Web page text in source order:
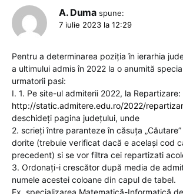
A. Duma spune:
7 iulie 2023 la 12:29
Pentru a determinarea poziția în ierarhia
a ultimului admis în 2022 la o anumită
urmatorii pasi:
I. 1. Pe site-ul admiterii 2022, la Repartizare:
http://static.admitere.edu.ro/2022/
deschideți pagina județului, unde
2. scrieți între paranteze în căsuța
dorite (trebuie verificat dacă e același cod
precedent) si se vor filtra cei repartizati
3. Ordonați-i crescător după media de
numele acestei coloane din capul de tabel.